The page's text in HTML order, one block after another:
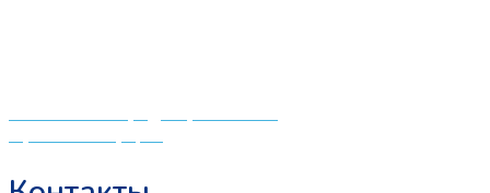
Политика конфиденциальности
Публичная оферта